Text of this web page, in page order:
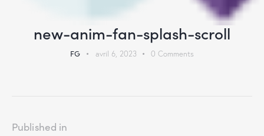
new-anim-fan-splash-scroll
FG avril 6, 2023 0 Comments
Published in